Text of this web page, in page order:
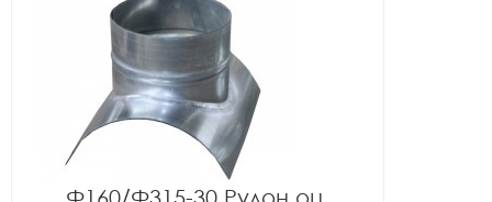
Ф160/Ф315-30 Рулон оц.